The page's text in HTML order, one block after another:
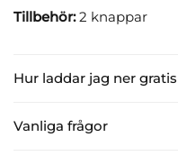
Hur laddar jag ner
Vanliga frågor
Tillbehör:2 knappar